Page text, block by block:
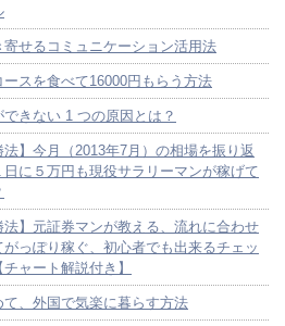
寄せるコミュニケーション活用法
ースを食べて16000円もらう方法
きない 1 つの原因とは？
法】今月（2013年7月）の相場を振り返
日に５万円も現役サラリーマンが稼げて
法】元証券マンが教える、流れに合わせ
っぽり稼ぐ、初心者でも出来るチェッ
ャート解説付き】
て、外国で気楽に暮らす方法